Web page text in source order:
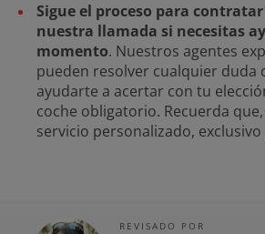
Sigue el proceso para
nuestra llamada si necesitas
momento. Nuestros agentes
pueden resolver cualquier duda
ayudarte a acertar con tu
coche obligatorio. Recuerda
servicio personalizado,
REVISADO POR